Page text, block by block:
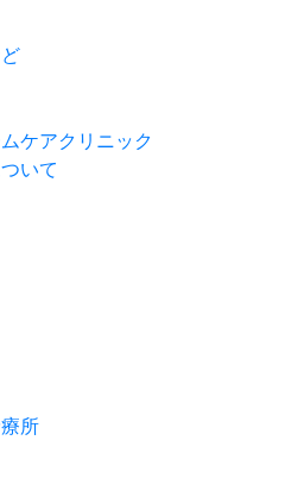
ケアクリニック
いて
所